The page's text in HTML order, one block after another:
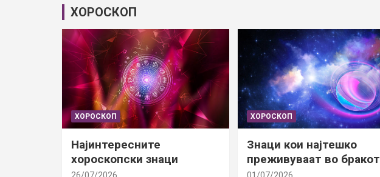
ХОРОСКОП
ХОРОСКОП
Најинтересните
хороскопски знаци
ХОРОСКОП
Знаци кои најтешко
преживуваат во бракот